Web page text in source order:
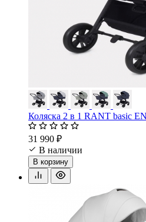
Коляска 2 в 1 RANT basic
31 990 ₽
В наличии
В корзину